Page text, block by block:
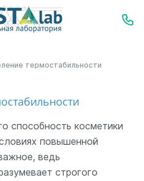
термостабильности
способность косметики
повышенной
ведь
строгого